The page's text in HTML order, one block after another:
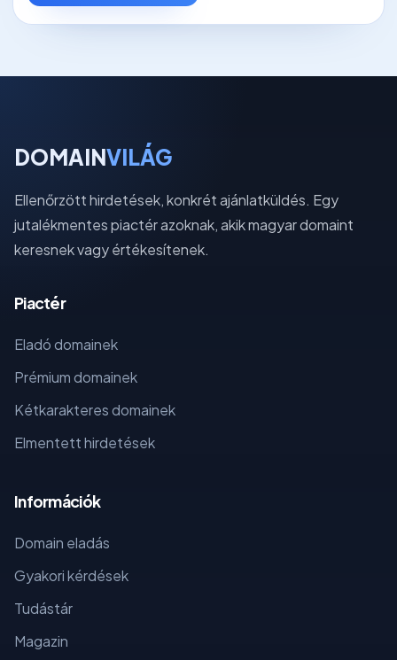
DOMAINVILÁG
Ellenőrzött hirdetések, konkrét ajánlatküldés. Egy
jutalékmentes piactér azoknak, akik magyar domaint
keresnek vagy értékesítenek.
Piactér
Eladó domainek
Prémium domainek
Kétkarakteres domainek
Elmentett hirdetések
Információk
Domain eladás
Gyakori kérdések
Tudástár
Magazin